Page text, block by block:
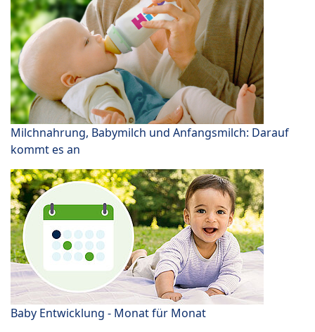
Milchnahrung, Babymilch und Anfangsmilch: Darauf
kommt es an
Baby Entwicklung - Monat für Monat